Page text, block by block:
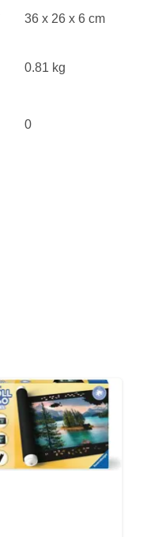
36 x 26 x 6 cm
0.81 kg
0